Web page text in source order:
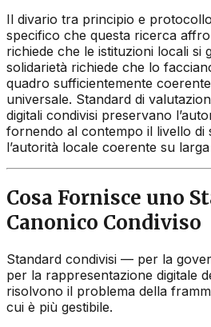
Il divario tra principio e
specifico che questa ricerca
richiede che le istituzioni locali si
solidarietà richiede che lo
quadro sufficientemente
universale. Standard di
digitali condivisi preservano
fornendo al contempo il livello di
l’autorità locale coerente su
Cosa Fornisce uno
Canonico Condiviso
Standard condivisi — per la
per la rappresentazione digitale
risolvono il problema della
cui è più gestibile.